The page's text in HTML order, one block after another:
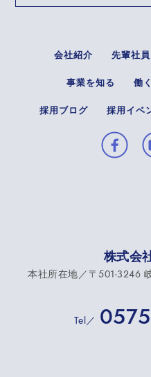
会社紹介 先輩社
事業を知る 働
採用ブログ 採用イベ
株式会
本社所在地／〒501-3246
Tel／